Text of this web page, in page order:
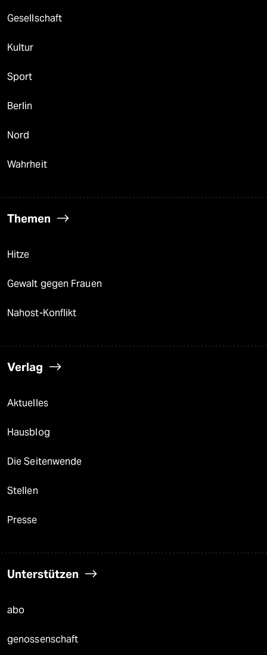
Gesellschaft
Kultur
Sport
Berlin
Nord
Wahrheit
Themen
Hitze
Gewalt gegen Frauen
Nahost-Konflikt
Verlag
Aktuelles
Hausblog
Die Seitenwende
Stellen
Presse
Unterstützen
abo
genossenschaft